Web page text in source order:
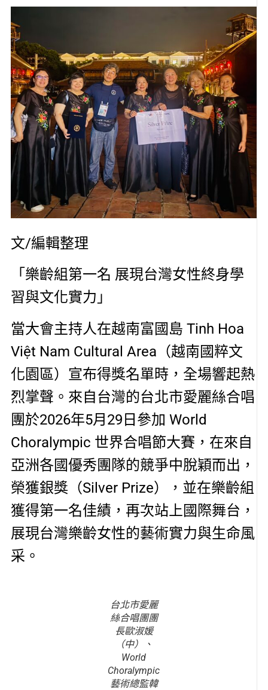
文/編輯整理
「樂齡組第一名 展現台灣女性終身學
習與文化實力」
當大會主持人在越南富國島 Tinh Hoa
Việt Nam Cultural Area（越南國粹文
化園區）宣布得獎名單時，全場響起熱
烈掌聲。來自台灣的台北市愛麗絲合唱
團於2026年5月29日參加 World
Choralympic 世界合唱節大賽，在來自
亞洲各國優秀團隊的競爭中脫穎而出，
榮獲銀獎（Silver Prize），並在樂齡組
獲得第一名佳績，再次站上國際舞台，
展現台灣樂齡女性的藝術實力與生命風
采。
台北市愛麗
絲合唱團團
長歐淑媛
（中）、
World
Choralympic
藝術總監韓